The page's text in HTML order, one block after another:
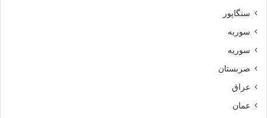
سنگاپور
سوریه
سوریه
صربستان
عراق
عمان